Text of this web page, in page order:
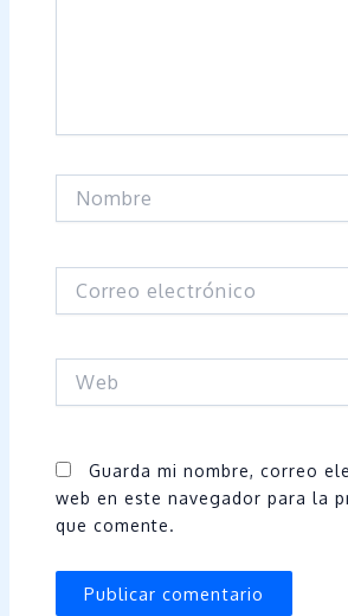
electrónico
Guarda mi nombre, correo
web en este navegador para la
que comente.